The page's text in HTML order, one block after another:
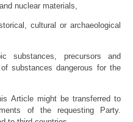
nuclear materials,
cultural or archaeological
substances, precursors and
substances dangerous for the
Article might be transferred to
of the requesting Party.